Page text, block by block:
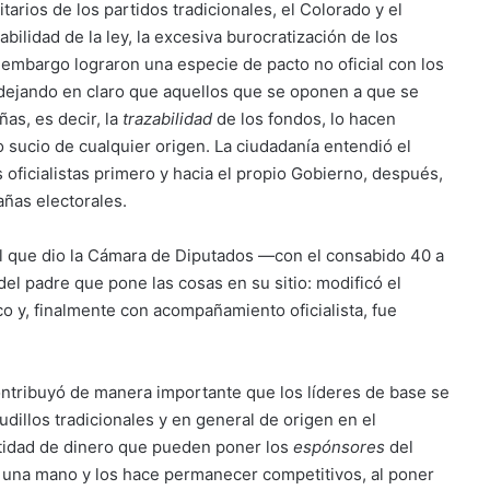
de los partidos tradicionales, el Colorado y el
de la ley, la excesiva burocratización de los
lograron una especie de pacto no oficial con los
en claro que aquellos que se oponen a que se
es decir, la trazabilidad de los fondos, lo hacen
de cualquier origen. La ciudadanía entendió el
primero y hacia el propio Gobierno, después,
electorales.
dio la Cámara de Diputados —con el consabido 40 a
padre que pone las cosas en su sitio: modificó el
y, finalmente con acompañamiento oficialista, fue
de manera importante que los líderes de base se
tradicionales y en general de origen en el
de dinero que pueden poner los espónsores del
mano y los hace permanecer competitivos, al poner